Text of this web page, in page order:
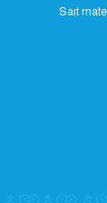
Saıt